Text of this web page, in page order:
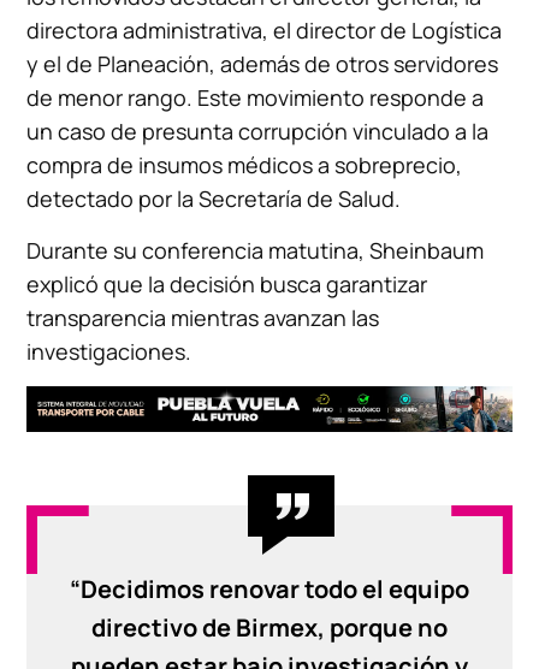
directora administrativa, el director de Logística
y el de Planeación, además de otros servidores
de menor rango. Este movimiento responde a
un caso de presunta corrupción vinculado a la
compra de insumos médicos a sobreprecio,
detectado por la Secretaría de Salud.
Durante su conferencia matutina, Sheinbaum
explicó que la decisión busca garantizar
transparencia mientras avanzan las
investigaciones.
“Decidimos renovar todo el equipo
directivo de Birmex, porque no